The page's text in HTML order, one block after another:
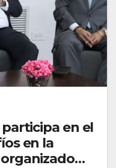
participa en el
en la